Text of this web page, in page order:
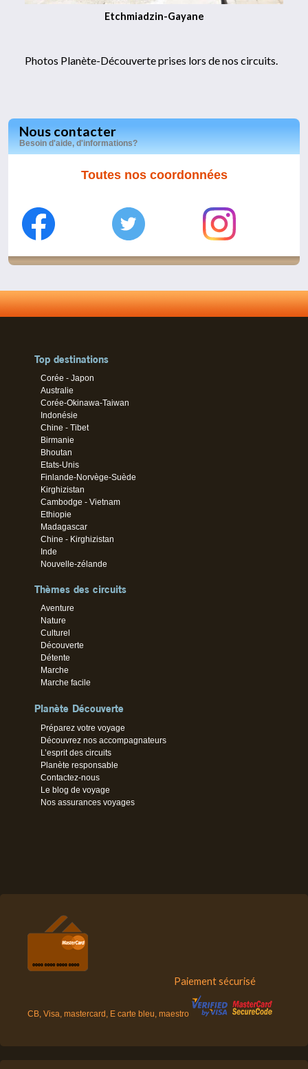
Etchmiadzin-Gayane
Photos Planète-Découverte prises lors de nos circuits.
Nous contacter
Besoin d'aide, d'informations?
Toutes nos coordonnées
Top destinations
Corée - Japon
Australie
Corée-Okinawa-Taiwan
Indonésie
Chine - Tibet
Birmanie
Bhoutan
Etats-Unis
Finlande-Norvège-Suède
Kirghizistan
Cambodge - Vietnam
Ethiopie
Madagascar
Chine - Kirghizistan
Inde
Nouvelle-zélande
Thèmes des circuits
Aventure
Nature
Culturel
Découverte
Détente
Marche
Marche facile
Planète Découverte
Préparez votre voyage
Découvrez nos accompagnateurs
L’esprit des circuits
Planète responsable
Contactez-nous
Le blog de voyage
Nos assurances voyages
Paiement sécurisé
CB, Visa, mastercard, E carte bleu, maestro